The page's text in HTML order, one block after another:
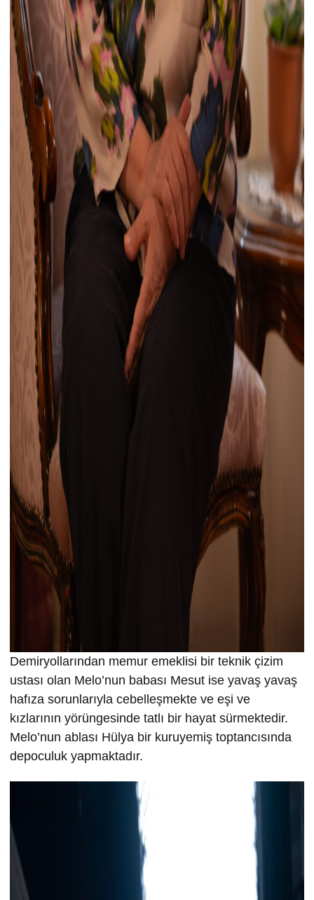
Demiryollarından memur emeklisi bir teknik çizim
ustası olan Melo’nun babası Mesut ise yavaş yavaş
hafıza sorunlarıyla cebelleşmekte ve eşi ve
kızlarının yörüngesinde tatlı bir hayat sürmektedir.
Melo’nun ablası Hülya bir kuruyemiş toptancısında
depoculuk yapmaktadır.